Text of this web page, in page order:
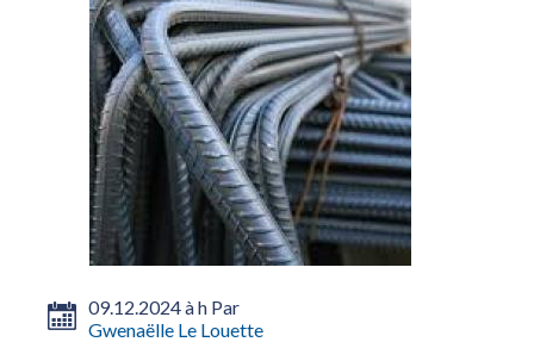
09.12.2024 à h Par
Gwenaëlle Le Louette